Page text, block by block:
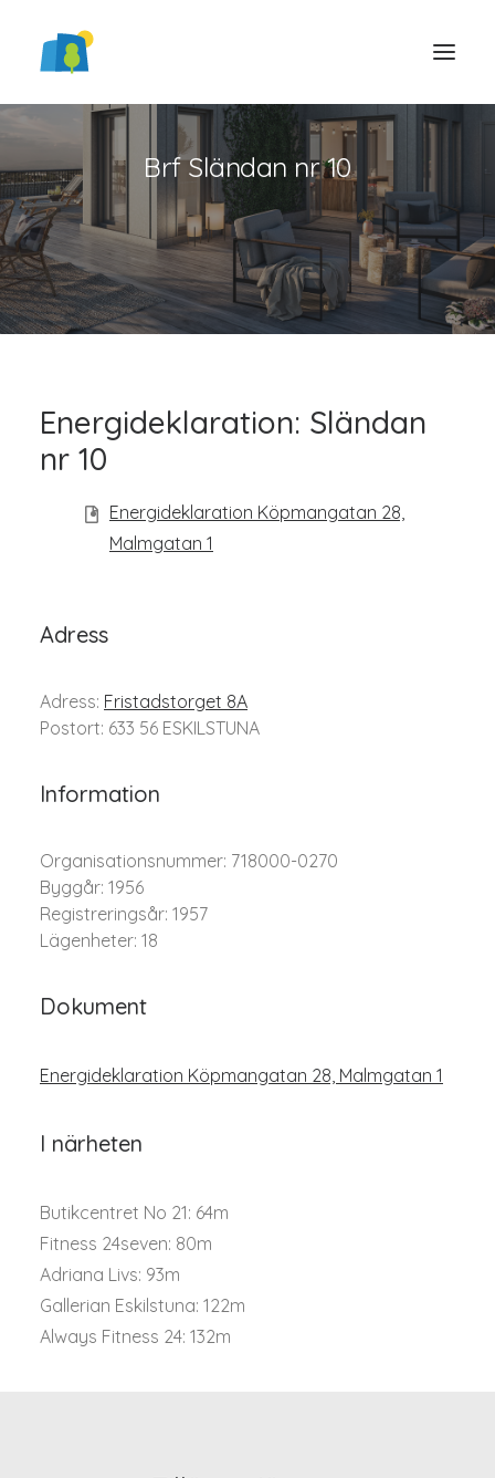
Brf Sländan nr 10
Energideklaration: Sländan
nr 10
Energideklaration Köpmangatan 28,
Malmgatan 1
Adress
Adress: Fristadstorget 8A
Postort: 633 56 ESKILSTUNA
Information
Organisationsnummer: 718000-0270
Byggår: 1956
Registreringsår: 1957
Lägenheter: 18
Dokument
Energideklaration Köpmangatan 28, Malmgatan 1
I närheten
Butikcentret No 21: 64m
Fitness 24seven: 80m
Adriana Livs: 93m
Gallerian Eskilstuna: 122m
Always Fitness 24: 132m